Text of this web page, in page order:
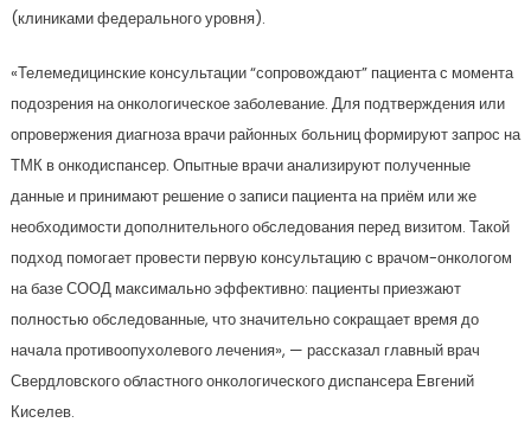
(клиниками федерального уровня).
«Телемедицинские консультации “сопровождают” пациента с момента
подозрения на онкологическое заболевание. Для подтверждения или
опровержения диагноза врачи районных больниц формируют запрос на
ТМК в онкодиспансер. Опытные врачи анализируют полученные
данные и принимают решение о записи пациента на приём или же
необходимости дополнительного обследования перед визитом. Такой
подход помогает провести первую консультацию с врачом-онкологом
на базе СООД максимально эффективно: пациенты приезжают
полностью обследованные, что значительно сокращает время до
начала противоопухолевого лечения», — рассказал главный врач
Свердловского областного онкологического диспансера Евгений
Киселев.